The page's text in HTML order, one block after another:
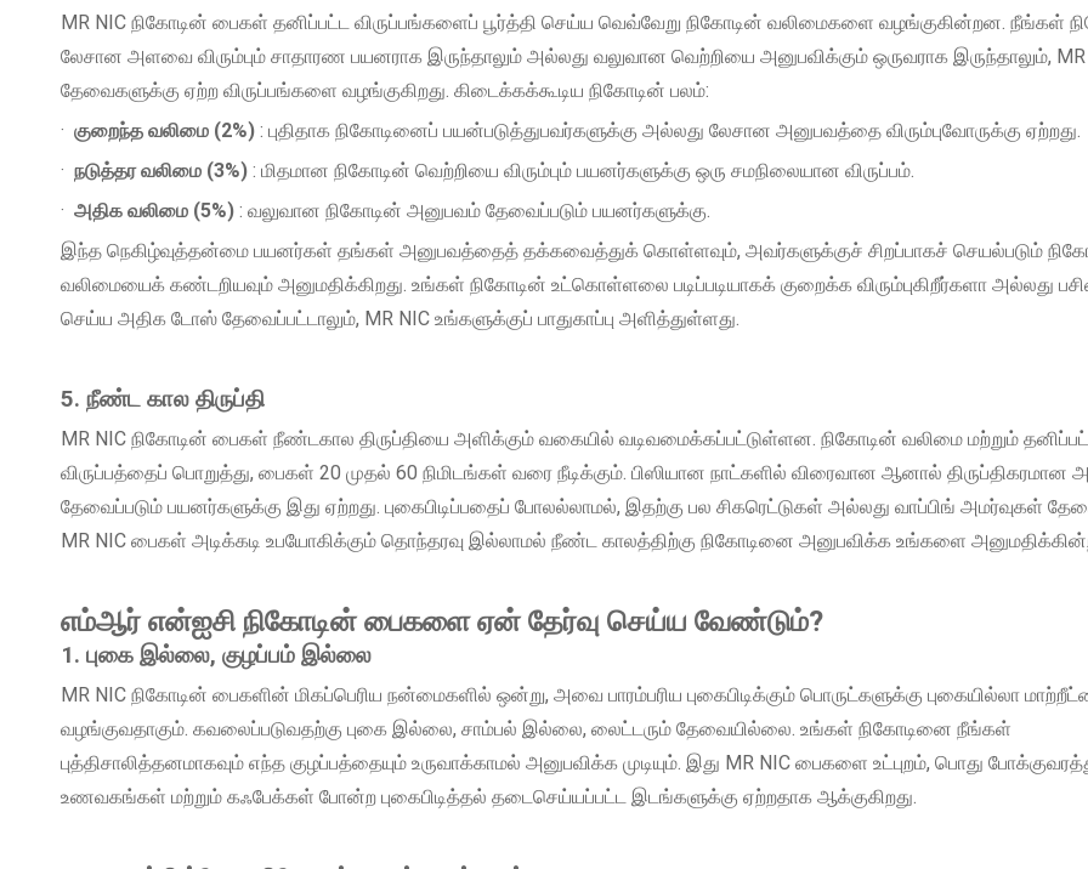
MR NIC நிகோடின் பைகள் தனிப்பட்ட விருப்பங்களைப் பூர்த்தி செய்ய வெவ்வேறு நிகோடின் வலிமைகளை வழங்குகின்றன. நீங்கள்
லேசான அளவை விரும்பும் சாதாரண பயனராக இருந்தாலும் அல்லது வலுவான வெற்றியை அனுபவிக்கும் ஒருவராக இருந்தாலும்,
தேவைகளுக்கு ஏற்ற விருப்பங்களை வழங்குகிறது. கிடைக்கக்கூடிய நிகோடின் பலம்:
· குறைந்த வலிமை (2%) : புதிதாக நிகோடினைப் பயன்படுத்துபவர்களுக்கு அல்லது லேசான அனுபவத்தை விரும்புவோருக்கு ஏற்றது.
· நடுத்தர வலிமை (3%) : மிதமான நிகோடின் வெற்றியை விரும்பும் பயனர்களுக்கு ஒரு சமநிலையான விருப்பம்.
· அதிக வலிமை (5%) : வலுவான நிகோடின் அனுபவம் தேவைப்படும் பயனர்களுக்கு.
இந்த நெகிழ்வுத்தன்மை பயனர்கள் தங்கள் அனுபவத்தைத் தக்கவைத்துக் கொள்ளவும், அவர்களுக்குச் சிறப்பாகச் செயல்படும்
வலிமையைக் கண்டறியவும் அனுமதிக்கிறது. உங்கள் நிகோடின் உட்கொள்ளலை படிப்படியாகக் குறைக்க விரும்புகிறீர்களா அல்லது
செய்ய அதிக டோஸ் தேவைப்பட்டாலும், MR NIC உங்களுக்குப் பாதுகாப்பு அளித்துள்ளது.
5. நீண்ட கால திருப்தி
MR NIC நிகோடின் பைகள் நீண்டகால திருப்தியை அளிக்கும் வகையில் வடிவமைக்கப்பட்டுள்ளன. நிகோடின் வலிமை மற்றும்
விருப்பத்தைப் பொறுத்து, பைகள் 20 முதல் 60 நிமிடங்கள் வரை நீடிக்கும். பிஸியான நாட்களில் விரைவான ஆனால் திருப்திகரமான
தேவைப்படும் பயனர்களுக்கு இது ஏற்றது. புகைபிடிப்பதைப் போலல்லாமல், இதற்கு பல சிகரெட்டுகள் அல்லது வாப்பிங் அமர்வுகள்
MR NIC பைகள் அடிக்கடி உபயோகிக்கும் தொந்தரவு இல்லாமல் நீண்ட காலத்திற்கு நிகோடினை அனுபவிக்க உங்களை
எம்ஆர் என்ஐசி நிகோடின் பைகளை ஏன் தேர்வு செய்ய வேண்டும்?
1. புகை இல்லை, குழப்பம் இல்லை
MR NIC நிகோடின் பைகளின் மிகப்பெரிய நன்மைகளில் ஒன்று, அவை பாரம்பரிய புகைபிடிக்கும் பொருட்களுக்கு புகையில்லா
வழங்குவதாகும். கவலைப்படுவதற்கு புகை இல்லை, சாம்பல் இல்லை, லைட்டரும் தேவையில்லை. உங்கள் நிகோடினை நீங்கள்
புத்திசாலித்தனமாகவும் எந்த குழப்பத்தையும் உருவாக்காமல் அனுபவிக்க முடியும். இது MR NIC பைகளை உட்புறம், பொது
உணவகங்கள் மற்றும் கஃபேக்கள் போன்ற புகைபிடித்தல் தடைசெய்யப்பட்ட இடங்களுக்கு ஏற்றதாக ஆக்குகிறது.